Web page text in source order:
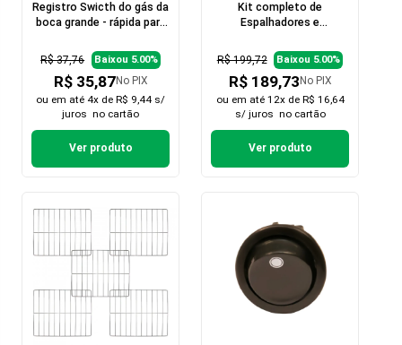
Registro Swicth do gás da
boca grande - rápida para
R$ 37,76 Baixou 5.00%
R$ 35,87No PIX
ou em até 4x de R$ 9,44 s/
juros no cartão
Ver produto
Kit completo de
Espalhadores e
Cooktop de 5 Bocas
R$ 199,72 Baixou 5.00%
R$ 189,73 No PIX
ou em até 12x de R$ 16,64
s/ juros no cartão
Ver produto